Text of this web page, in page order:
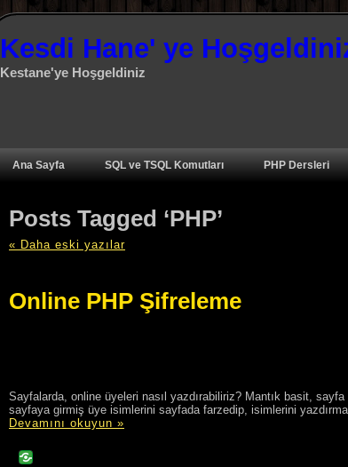
Kesdi Hane' ye
Kestane'ye Hoşgeldiniz
Ana Sayfa SQL ve TSQL Komutları PHP Dersleri
Posts Tagged ‘PHP’
« Daha eski yazılar
Online PHP Şifreleme
Sayfalarda, online üyeleri nasıl yazdırabiliriz? Mantık basit,
sayfaya girmiş üye isimlerini sayfada farzedip, isimlerini
Devamını okuyun »